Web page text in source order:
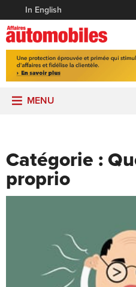
In English
MENU
Catégorie :
proprio